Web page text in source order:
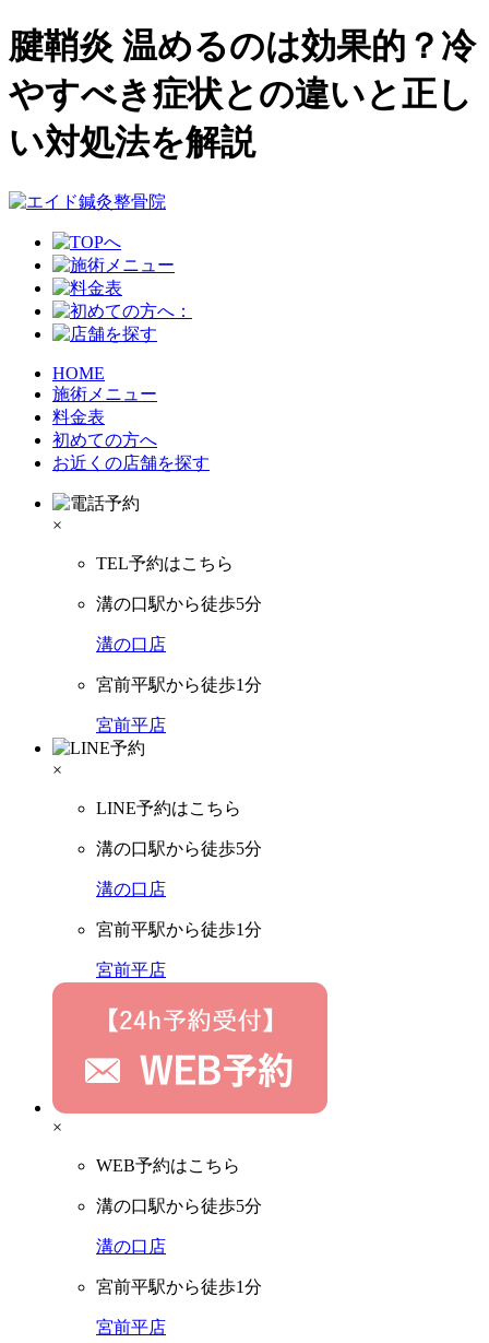
腱鞘炎 温めるのは効果的？冷
やすべき症状との違いと正し
い対処法を解説
HOME
施術メニュー
料金表
初めての方へ
お近くの店舗を探す
×
TEL予約はこちら
溝の口駅から徒歩5分
溝の口店
宮前平駅から徒歩1分
宮前平店
×
LINE予約はこちら
溝の口駅から徒歩5分
溝の口店
宮前平駅から徒歩1分
宮前平店
×
WEB予約はこちら
溝の口駅から徒歩5分
溝の口店
宮前平駅から徒歩1分
宮前平店